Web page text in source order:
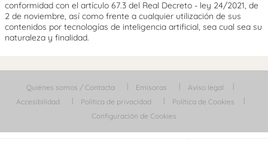
conformidad con el artículo 67.3 del Real Decreto - ley 24/2021, de
2 de noviembre, así como frente a cualquier utilización de sus
contenidos por tecnologías de inteligencia artificial, sea cual sea su
naturaleza y finalidad.
Quiénes somos / Contacta Emisoras
Aviso legal
Accesibilidad
Política de privacidad
Política de Cookies
Configuración de Cookies